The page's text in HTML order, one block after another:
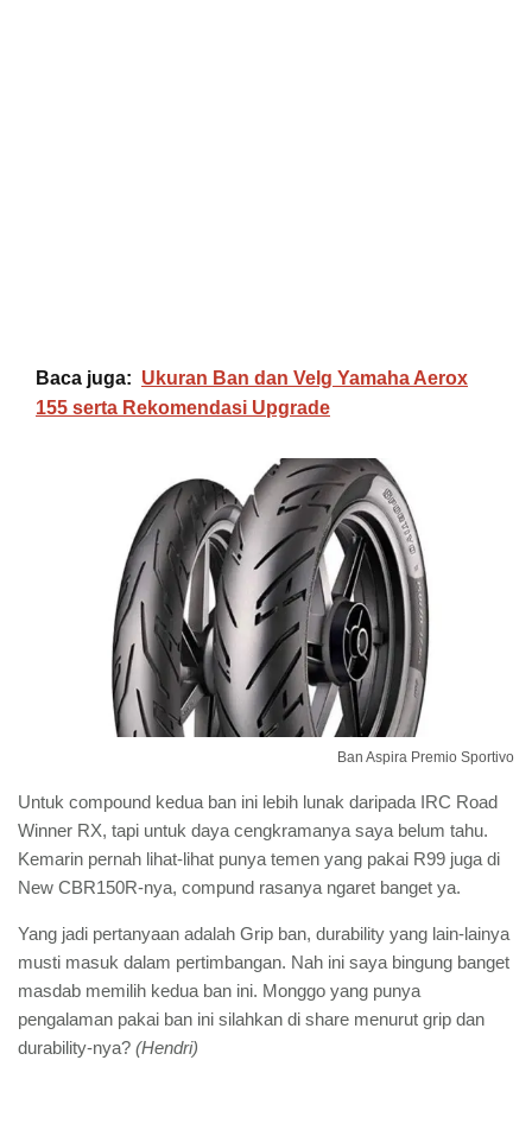
Baca juga: Ukuran Ban dan Velg Yamaha Aerox
155 serta Rekomendasi Upgrade
Ban Aspira Premio Sportivo
Untuk compound kedua ban ini lebih lunak daripada IRC Road
Winner RX, tapi untuk daya cengkramanya saya belum tahu.
Kemarin pernah lihat-lihat punya temen yang pakai R99 juga di
New CBR150R-nya, compund rasanya ngaret banget ya.
Yang jadi pertanyaan adalah Grip ban, durability yang lain-lainya
musti masuk dalam pertimbangan. Nah ini saya bingung banget
masdab memilih kedua ban ini. Monggo yang punya
pengalaman pakai ban ini silahkan di share menurut grip dan
durability-nya? (Hendri)